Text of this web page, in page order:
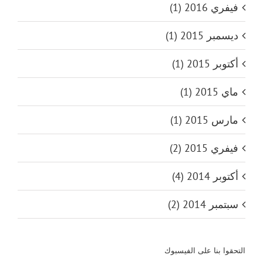
فيفري 2016 (1)
ديسمبر 2015 (1)
أكتوبر 2015 (1)
ماي 2015 (1)
مارس 2015 (1)
فيفري 2015 (2)
أكتوبر 2014 (4)
سبتمبر 2014 (2)
التحقوا بنا على الفيسبوك